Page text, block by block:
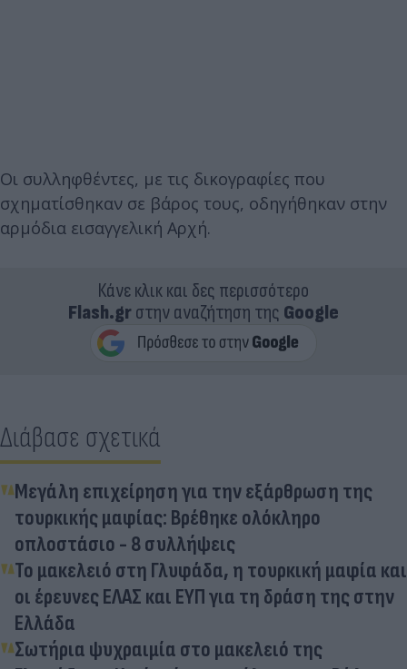
Οι συλληφθέντες, με τις δικογραφίες που
σχηματίσθηκαν σε βάρος τους, οδηγήθηκαν στην
αρμόδια εισαγγελική Αρχή.
Κάνε κλικ και δες περισσότερο
Flash.grστην αναζήτηση της Google
Διάβασε σχετικά
Μεγάλη επιχείρηση για την εξάρθρωση της
τουρκικής μαφίας: Βρέθηκε ολόκληρο
οπλοστάσιο - 8 συλλήψεις
Το μακελειό στη Γλυφάδα, η τουρκική μαφία και
οι έρευνες ΕΛΑΣ και ΕΥΠ για τη δράση της στην
Ελλάδα
Σωτήρια ψυχραιμία στο μακελειό της